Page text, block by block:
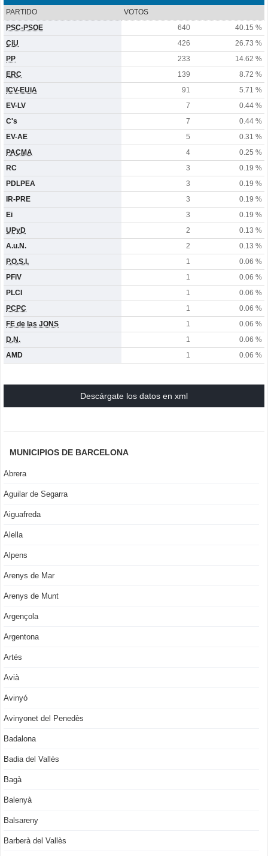
PARTIDO
VOTOS
PSC-PSOE
640
40.15 %
CiU
426
26.73 %
PP
233
14.62 %
ERC
139
8.72 %
ICV-EUiA
91
5.71 %
EV-LV
7
0.44 %
C's
7
0.44 %
EV-AE
5
0.31 %
PACMA
4
0.25 %
RC
3
0.19 %
PDLPEA
3
0.19 %
IR-PRE
3
0.19 %
Ei
3
0.19 %
UPyD
2
0.13 %
A.u.N.
2
0.13 %
P.O.S.I.
1
0.06 %
PFiV
1
0.06 %
PLCI
1
0.06 %
PCPC
1
0.06 %
FE de las JONS
1
0.06 %
D.N.
1
0.06 %
AMD
1 0.06 %
Descárgate los datos en xml
MUNICIPIOS DE BARCELONA
Abrera
Aguilar de Segarra
Aiguafreda
Alella
Alpens
Arenys de Mar
Arenys de Munt
Argençola
Argentona
Artés
Avià
Avinyó
Avinyonet del Penedès
Badalona
Badia del Vallès
Bagà
Balenyà
Balsareny
Barberà del Vallès